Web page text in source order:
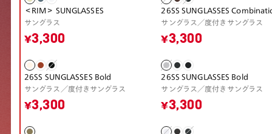
＜RIM＞ SUNGLASSES
サングラス
¥3,300
26SS SUNGLASSES
サングラス／度付きサングラス
¥3,300
26SS SUNGLASSES Bold
サングラス／度付きサングラス
¥3,300
26SS SUNGLASSES Bold
サングラス／度付きサングラス
¥3,300